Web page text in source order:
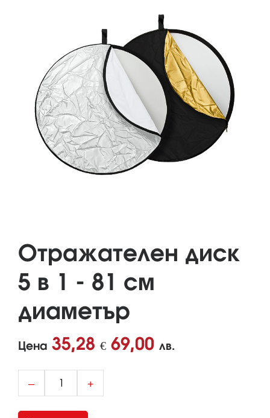
Отражателен диск
5 в 1 - 81 см
диаметър
Цена 35,28 € 69,00 лв.
– +